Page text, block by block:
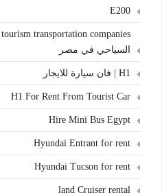
E200
السياحي في مصر
H1 | فان سيارة للايجار
H1 For Rent From Tourist Car
Hire Mini Bus Egypt
Hyundai Entrant for rent
Hyundai Tucson for rent
land Cruiser rental